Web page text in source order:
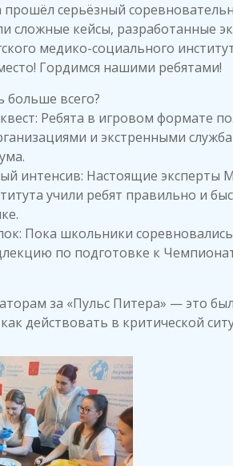
серьёзный
сложные кейсы, разработанные
медико-социального
Гордимся нашими ребятами!
больше всего?
Ребята в игровом формате
и экстренными
интенсив: Настоящие эксперты
учили ребят правильно и
Пока школьники
по подготовке к
за «Пульс Питера» — это
действовать в критической